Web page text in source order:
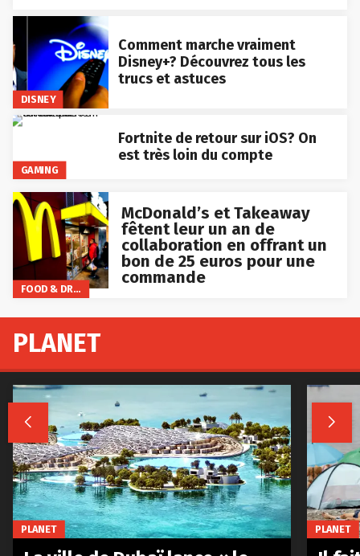
DISNEY
Comment marche vraiment
Disney+? Découvrez tous les
trucs et astuces
GAMING
Fortnite de retour sur iOS? On
est très loin du compte
FOOD & DRINKS
McDonald’s et Takeaway
fêtent leur un an de
collaboration en offrant un
bon de 25 euros pour une
commande
PLANET
 
PLANET PLANET